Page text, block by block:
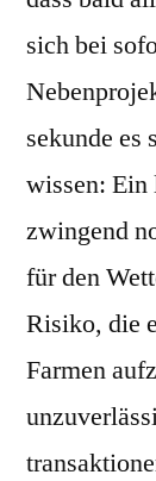
sich bei
sekunde es
wissen: Ein
zwingend
für den
Risiko, die
Farmen